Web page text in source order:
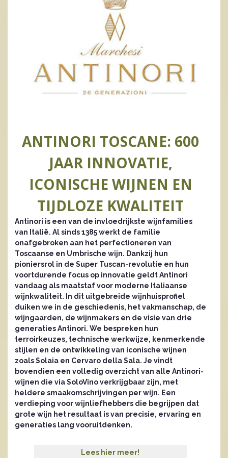
ANTINORI TOSCANE: 600
JAAR INNOVATIE,
ICONISCHE WIJNEN EN
TIJDLOZE KWALITEIT
Antinori is een van de invloedrijkste wijnfamilies
van Italië. Al sinds 1385 werkt de familie
onafgebroken aan het perfectioneren van
Toscaanse en Umbrische wijn. Dankzij hun
pioniersrol in de Super Tuscan-revolutie en hun
voortdurende focus op innovatie geldt Antinori
vandaag als maatstaf voor moderne Italiaanse
wijnkwaliteit. In dit uitgebreide wijnhuisprofiel
duiken we in de geschiedenis, het vakmanschap, de
wijngaarden, de wijnmakers en de visie van drie
generaties Antinori. We bespreken hun
terroirkeuzes, technische werkwijze, kenmerkende
stijlen en de ontwikkeling van iconische wijnen
zoals Solaia en Cervaro della Sala. Je vindt
bovendien een volledig overzicht van alle Antinori-
wijnen die via SoloVino verkrijgbaar zijn, met
heldere smaakomschrijvingen per wijn. Een
verdieping voor wijnliefhebbers die begrijpen dat
grote wijn het resultaat is van precisie, ervaring en
generaties lang vooruitdenken.
Lees hier meer!